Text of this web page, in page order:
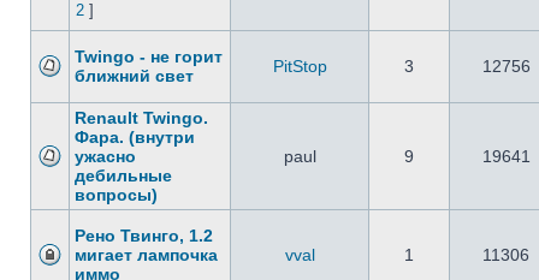
2 ]
Twingo - не горит
ближний свет
PitStop 3 12756
Renault Twingo.
Фара. (внутри
ужасно
дебильные
вопросы)
paul 9 19641
Рено Твинго, 1.2
мигает лампочка
иммо
vval 1 11306